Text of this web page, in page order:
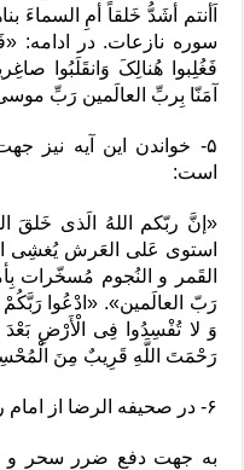
اَأنتم أشَدُّ خَلقاً أمِ السماءَ
سوره نازعات. در ادامه:
فَغُلِبوا هُنالِکَ وَانقَلَبُوا
آمَنّا بِربِّ العالَمین رَبِّ
۵- خواندن این آیه نیز
است:
«إنَّ ربّکم اللهُ الَذی خَلقَ
استوی عَلی العَرش یُغشِی
القَمر و النُجوم مُسخّرات
رَبّ العالَمین». «ادْعُوا
وَ لا تُفْسِدُوا فِی الْأَرْضِ
رَحْمَتَ اللَّهِ قَرِیبٌ مِنَ
۶- در صحیفه الرضا از امام رضا علیه السلام نقل شده است:
به جهت دفع ضرر سحر و